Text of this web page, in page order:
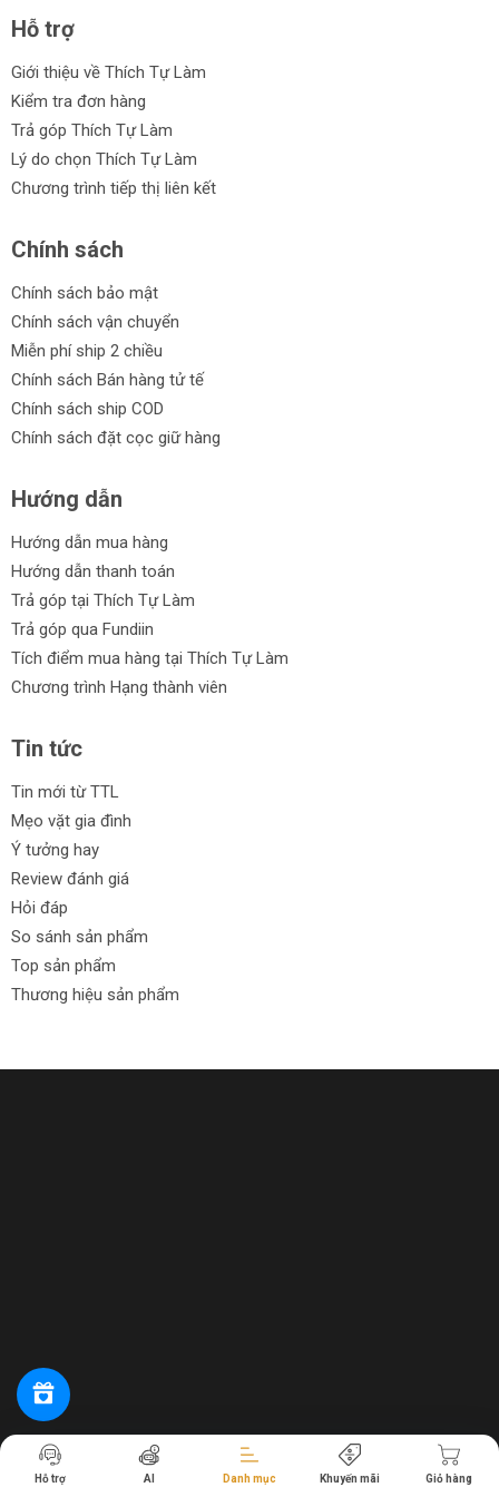
Máy bào gỗ Maxpro
Máy bào gỗ Ingco
Máy bào gỗ Makute
Máy bào gỗ Gomes
Hiệu suất cao giúp tiết kiệm thời gian làm việc.
Thiết kế chắc chắn và độ bền cao.
Độ chính xác và độ mịn của kết quả bào gỗ.
Dễ sử dụng và điều chỉnh độ sâu bào.
Cam kết từ Thích Tự Làm:
Chính hãng: Máy bào gỗ được cung cấp từ các thương
Giá rẻ: Cung cấp máy bào gỗ với mức giá hợp lý và cạnh
tranh.
Đa dạng: Sự lựa chọn đa dạng về thương hiệu và tính
Trả góp: Hỗ trợ trả góp linh hoạt cho khách hàng.
trong vòng 30 ngày sau mua hàng.
Hãy lựa chọn máy bào gỗ phù hợp và bắt tay vào công việc
DIY ngay!
Hỗ trợ
Giới thiệu về Thích Tự Làm
Kiểm tra đơn hàng
Trả góp Thích Tự Làm
Lý do chọn Thích Tự Làm
Chương trình tiếp thị liên kết
Chính sách
Chính sách bảo mật
Chính sách vận chuyển
Miễn phí ship 2 chiều
Chính sách Bán hàng tử tế
Chính sách ship COD
Chính sách đặt cọc giữ hàng
Hướng dẫn
Hướng dẫn mua hàng
Hướng dẫn thanh toán
Trả góp tại Thích Tự Làm
Trả góp qua Fundiin
Tích điểm mua hàng tại Thích Tự Làm
Chương trình Hạng thành viên
Tin tức
Tin mới từ TTL
Mẹo vặt gia đình
Ý tưởng hay
Review đánh giá
Hỏi đáp
So sánh sản phẩm
Top sản phẩm
Thương hiệu sản phẩm
Tiến hành thanh toán
Hỗ trợ AI Danh mục Khuyến mãi Giỏ hàng